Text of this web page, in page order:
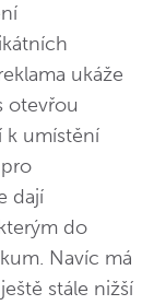
ukáže
otevřou
k umístění
dají
do
Navíc má
ještě stále nižší